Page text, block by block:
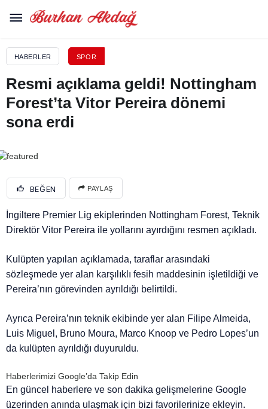
HABERLER SPOR
Resmi açıklama geldi! Nottingham
Forest’ta Vitor Pereira dönemi
sona erdi
BEĞEN PAYLAŞ
İngiltere Premier Lig ekiplerinden Nottingham Forest, Teknik
Direktör Vitor Pereira ile yollarını ayırdığını resmen açıkladı.
Kulüpten yapılan açıklamada, taraflar arasındaki
sözleşmede yer alan karşılıklı fesih maddesinin işletildiği ve
Pereira’nın görevinden ayrıldığı belirtildi.
Ayrıca Pereira’nın teknik ekibinde yer alan Filipe Almeida,
Luis Miguel, Bruno Moura, Marco Knoop ve Pedro Lopes’un
da kulüpten ayrıldığı duyuruldu.
Haberlerimizi Google’da Takip Edin
En güncel haberlere ve son dakika gelişmelerine Google
üzerinden anında ulaşmak için bizi favorilerinize ekleyin.